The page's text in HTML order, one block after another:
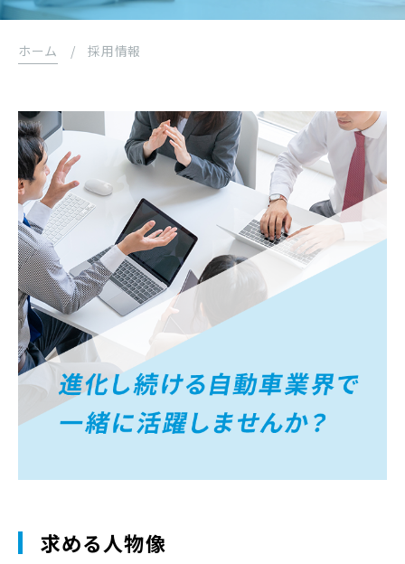
ホーム / 採用情報
求める人物像